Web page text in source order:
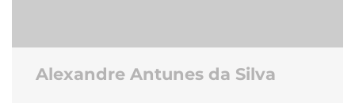
Alexandre Antunes da Silva